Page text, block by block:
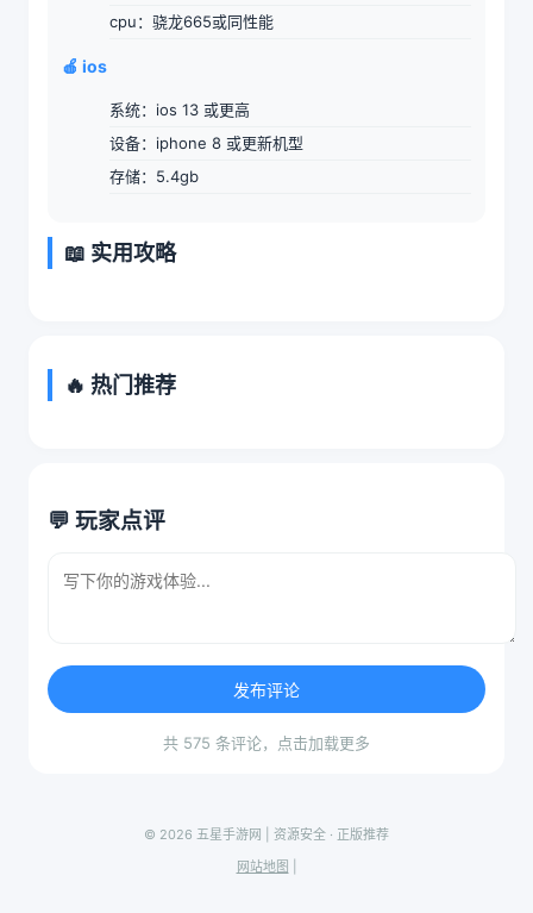
cpu：骁龙665或同性能
🍎 ios
系统：ios 13 或更高
设备：iphone 8 或更新机型
存储：5.4gb
📖 实用攻略
🔥 热门推荐
💬 玩家点评
发布评论
共 575 条评论，点击加载更多
© 2026 五星手游网 | 资源安全 · 正版推荐
网站地图